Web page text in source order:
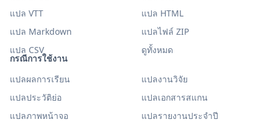
กรณีการใช้งาน
แปลผลการเรียน
แปลงานวิจัย
แปลประวัติย่อ
แปลเอกสารสแกน
แปลภาพหน้าจอ
แปลรายงานประจำปี
แปล VTT
แปล HTML
แปล Markdown
แปลไฟล์ ZIP
แปล CSV
ดูทั้งหมด